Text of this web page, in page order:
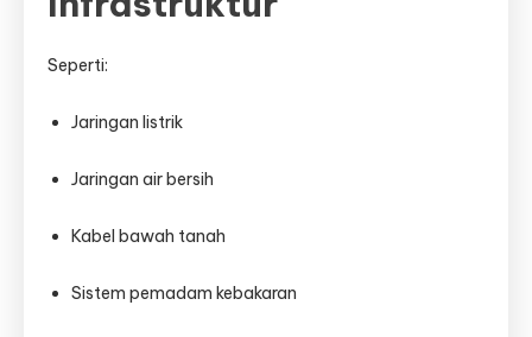
Seperti:
Jaringan listrik
Jaringan air bersih
Kabel bawah tanah
Sistem pemadam kebakaran